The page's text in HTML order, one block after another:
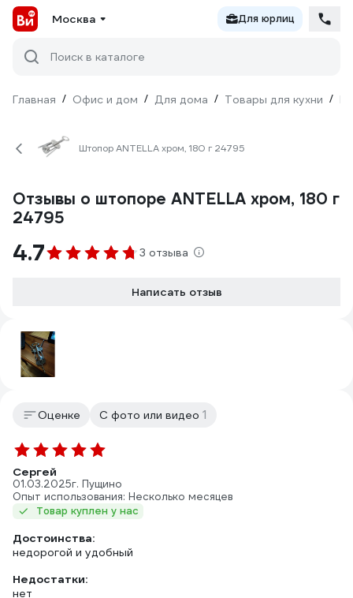
Москва Для юрлиц
Поиск в каталоге
Главная / Офис и дом / Для дома / Товары для кухни /
Штопор ANTELLA хром, 180 г 24795
Отзывы о штопоре ANTELLA хром, 180 г
24795
4.7 3 отзыва
Написать отзыв
Оценке С фото или видео 1
Сергей
01.03.2025г. Пущино
Опыт использования: Несколько месяцев
Товар куплен у нас
Достоинства:
недорогой и удобный
Недостатки:
нет